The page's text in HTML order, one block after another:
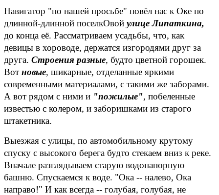
Навигатор "по нашей просьбе" повёл нас к Оке по
длинной-длинной поселкОвой улице Липаткина,
до конца её. Рассматриваем усадьбы, что, как
девицы в хороводе, держатся изгородями друг за
друга. Строения разные, будто цветной горошек.
Вот новые, шикарные, отделанные яркими
современными материалами, с такими же заборами.
А вот рядом с ними и "пожилые", побеленные
известью с колером, и заборишками из старого
штакетника.
Выезжая с улицы, по автомобильному крутому
спуску с высокого берега будто стекаем вниз к реке.
Вначале разглядываем старую водонапорную
башню. Спускаемся к воде. "Ока -- налево, Ока
направо!" И как всегда -- голубая, голубая, не